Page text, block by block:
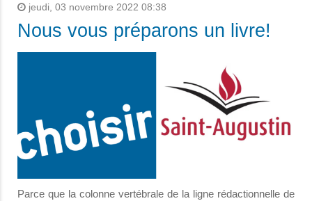
jeudi, 03 novembre 2022 08:38
Nous vous préparons un livre!
Parce que la colonne vertébrale de la ligne rédactionnelle de